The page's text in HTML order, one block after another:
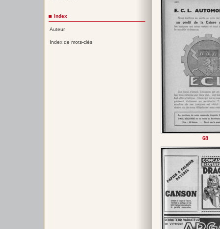
68
Index
Auteur
Index de mots-clés